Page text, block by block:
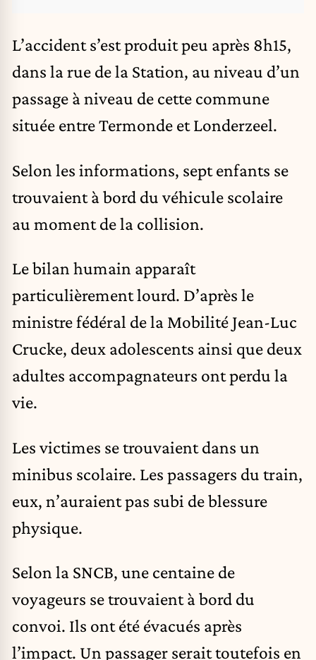
L’accident s’est produit peu après 8h15,
dans la rue de la Station, au niveau d’un
passage à niveau de cette commune
située entre Termonde et Londerzeel.
Selon les informations, sept enfants se
trouvaient à bord du véhicule scolaire
au moment de la collision.
Le bilan humain apparaît
particulièrement lourd. D’après le
ministre fédéral de la Mobilité Jean-Luc
Crucke, deux adolescents ainsi que deux
adultes accompagnateurs ont perdu la
vie.
Les victimes se trouvaient dans un
minibus scolaire. Les passagers du train,
eux, n’auraient pas subi de blessure
physique.
Selon la SNCB, une centaine de
voyageurs se trouvaient à bord du
convoi. Ils ont été évacués après
l’impact. Un passager serait toutefois en